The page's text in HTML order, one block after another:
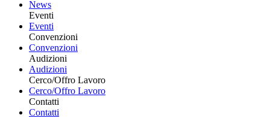
News
Eventi
Eventi
Convenzioni
Convenzioni
Audizioni
Audizioni
Cerco/Offro Lavoro
Cerco/Offro Lavoro
Contatti
Contatti